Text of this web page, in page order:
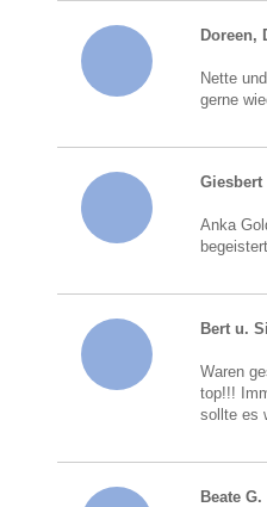
Doreen,
Nette
gerne
Giesbert
Anka
Bert u.
Waren
top!!!
sollte es
Beate G.